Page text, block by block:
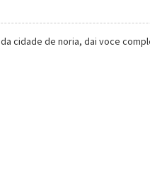
cidade de noria, dai voce